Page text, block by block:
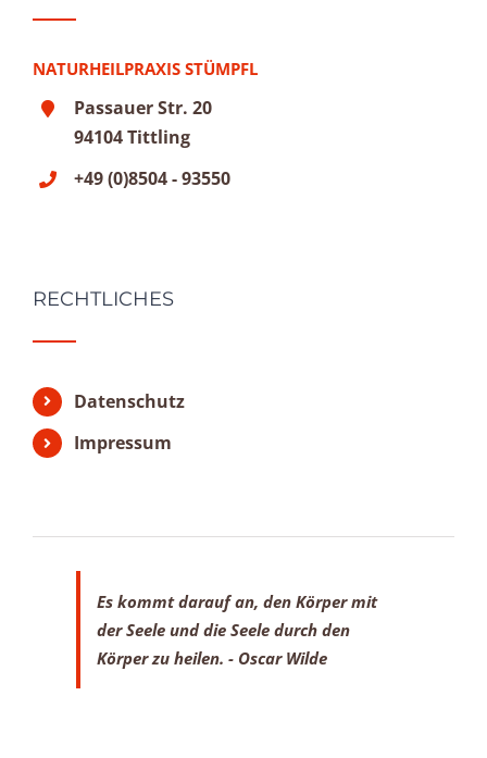
NATURHEILPRAXIS STÜMPFL
Passauer Str. 20
94104 Tittling
+49 (0)8504 - 93550
RECHTLICHES
Datenschutz
Impressum
Es kommt darauf an, den Körper mit
der Seele und die Seele durch den
Körper zu heilen. - Oscar Wilde